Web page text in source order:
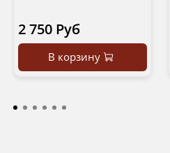
2 750 Руб
В корзину